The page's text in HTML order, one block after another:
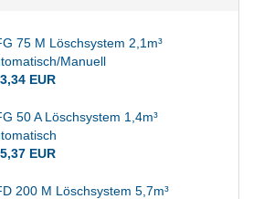
75 M Löschsystem 2,1m³
Manuell
EUR
50 A Löschsystem 1,4m³
EUR
200 M Löschsystem 5,7m³